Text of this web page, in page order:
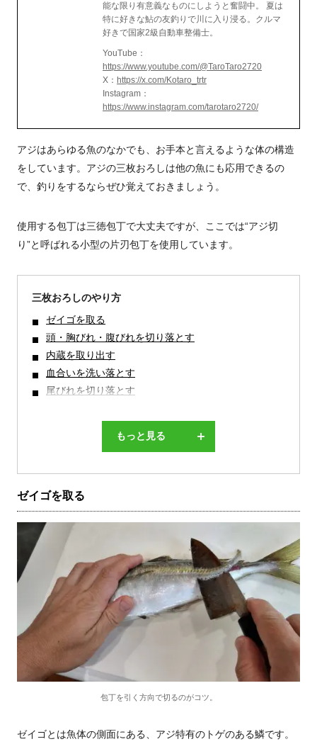
能な限り有意義なものにしようと奮闘中。 夏は
特に好きな鮎の友釣りで川に入り浸る。クルマ
好きで国家2級自動車整備士。
YouTube：
https://www.youtube.com/@TaroTaro2720
X： https://x.com/Kotaro_trtr
Instagram：
https://www.instagram.com/tarotaro2720/
アジはあらゆる魚のなかでも、お手本と言えるような体の構造
をしています。アジの三枚おろしは他の魚にも応用できるの
で、釣りをするならぜひ覚えておきましょう。
使用する包丁は三徳包丁で大丈夫ですが、ここでは“アジ切
り”と呼ばれる小型の片刃包丁を使用しています。
もっと見る
三枚おろしのやり方
ゼイゴを取る
頭・胸びれ・腹びれを切り落とす
内蔵を取り出す
血合いを洗い落とす
尾びれを切り落とす
ゼイゴを取る
包丁を引く方向で切るのがコツ。
ゼイゴとは魚体の側面にある、アジ特有のトゲのある鱗です。